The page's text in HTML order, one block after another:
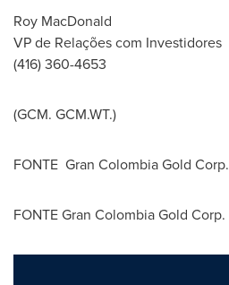
Roy MacDonald
VP de Relações com Investidores
(416) 360-4653
(GCM. GCM.WT.)
FONTE Gran Colombia Gold Corp.
FONTE Gran Colombia Gold Corp.